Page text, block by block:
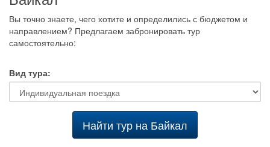
Вы точно знаете, чего хотите и определились с бюджетом и
направлением? Предлагаем забронировать тур
самостоятельно:
Вид тура:
Найти тур на Байкал